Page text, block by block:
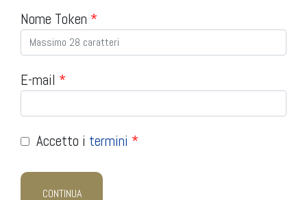
Nome Token *
E-mail *
Accetto i termini *
CONTINUA